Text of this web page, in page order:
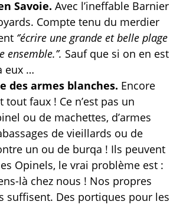
Savoie. Avec l’ineffable Barnier
Compte tenu du merdier
‘’écrire une grande et belle plage
Sauf que si on en est
eux …
des armes blanches. Encore
faux ! Ce n’est pas un
ou de machettes, d’armes
de vieillards ou de
un ou de burqa ! Ils peuvent
Opinels, le vrai problème est :
là chez nous ! Nos propres
suffisent. Des portiques pour les